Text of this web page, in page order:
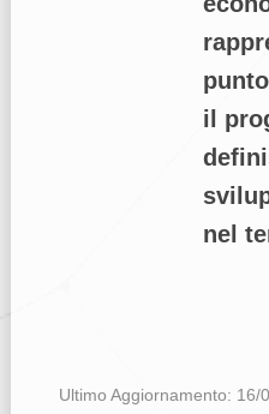
il
nel
Ultimo Aggiornamento: 16/